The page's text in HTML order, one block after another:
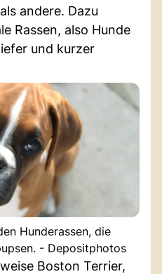
andere. Dazu
Rassen, also Hunde
und kurzer
Hunderassen, die
- Depositphotos
Boston Terrier,